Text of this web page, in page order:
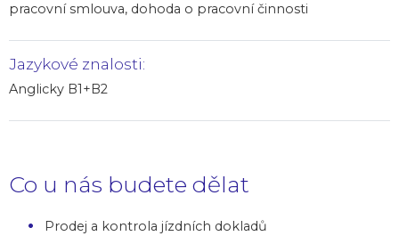
pracovní smlouva, dohoda o pracovní činnosti
Jazykové znalosti:
Anglicky B1+B2
Co u nás budete dělat
Prodej a kontrola jízdních dokladů